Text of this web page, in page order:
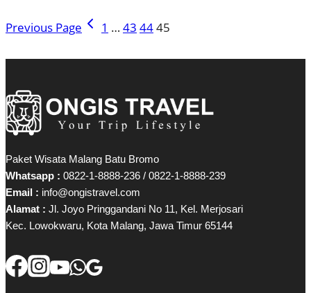
Previous Page 1 … 43 4445
Paket Wisata Malang Batu Bromo
Whatsapp : 0822-1-8888-236 / 0822-1-8888-239
Email : info@ongistravel.com
Alamat : Jl. Joyo Pringgandani No 11, Kel. Merjosari
Kec. Lowokwaru, Kota Malang, Jawa Timur 65144